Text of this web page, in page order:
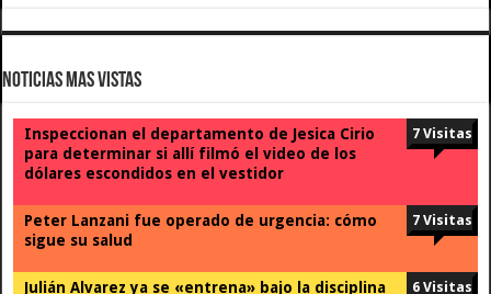
Noticias Mas Vistas
Inspeccionan el departamento de Jesica Cirio
para determinar si allí filmó el video de los
dólares escondidos en el vestidor
7 Visitas
Peter Lanzani fue operado de urgencia: cómo
sigue su salud
7 Visitas
Julián Alvarez ya se «entrena» bajo la disciplina 6 Visitas